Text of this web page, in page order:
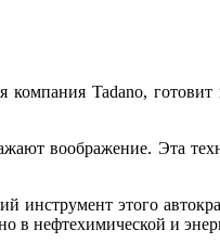
Tadano,
воображение. Эта
этого
в нефтехимической и